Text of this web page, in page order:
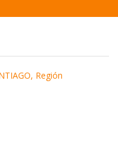
Región